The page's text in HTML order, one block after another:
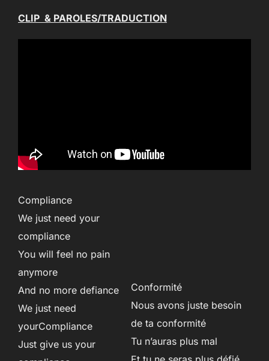
CLIP & PAROLES/TRADUCTION
Compliance
We just need your
compliance
You will feel no pain
anymore
And no more defiance
We just need
yourCompliance
Just give us your
Conformité
Nous avons juste besoin
de ta conformité
Tu n’auras plus mal